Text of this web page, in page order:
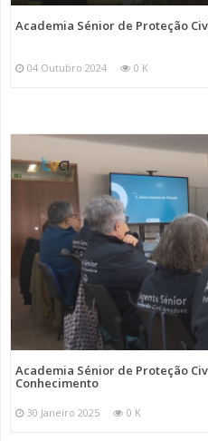
Academia Sénior de Proteção
04 Outubro 2024 0 K
Academia Sénior de Proteção
Conhecimento
30 Janeiro 2025 0 K